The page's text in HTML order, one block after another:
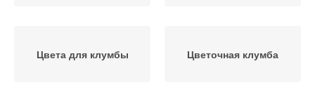
Цвета для клумбы Цветочная клумба